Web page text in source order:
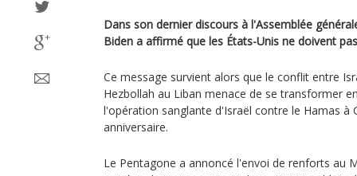
Dans son dernier discours à l'Assemblée
Biden a affirmé que les États-Unis ne doivent
Ce message survient alors que le conflit entre
Hezbollah au Liban menace de se transformer
l'opération sanglante d'Israël contre le Hamas à
anniversaire.
Le Pentagone a annoncé l'envoi de renforts au